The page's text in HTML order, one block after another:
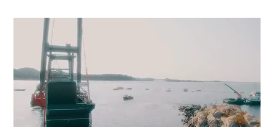
Europie
podwodną
restaurację